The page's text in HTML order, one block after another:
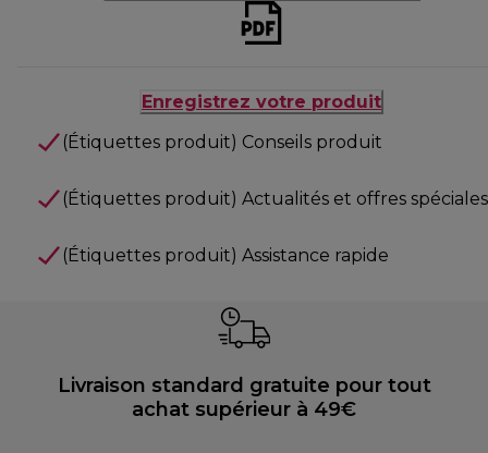
Enregistrez votre produit
(Étiquettes produit) Conseils produit
(Étiquettes produit) Actualités et offres spéciales
(Étiquettes produit) Assistance rapide
Livraison standard gratuite pour tout
achat supérieur à 49€